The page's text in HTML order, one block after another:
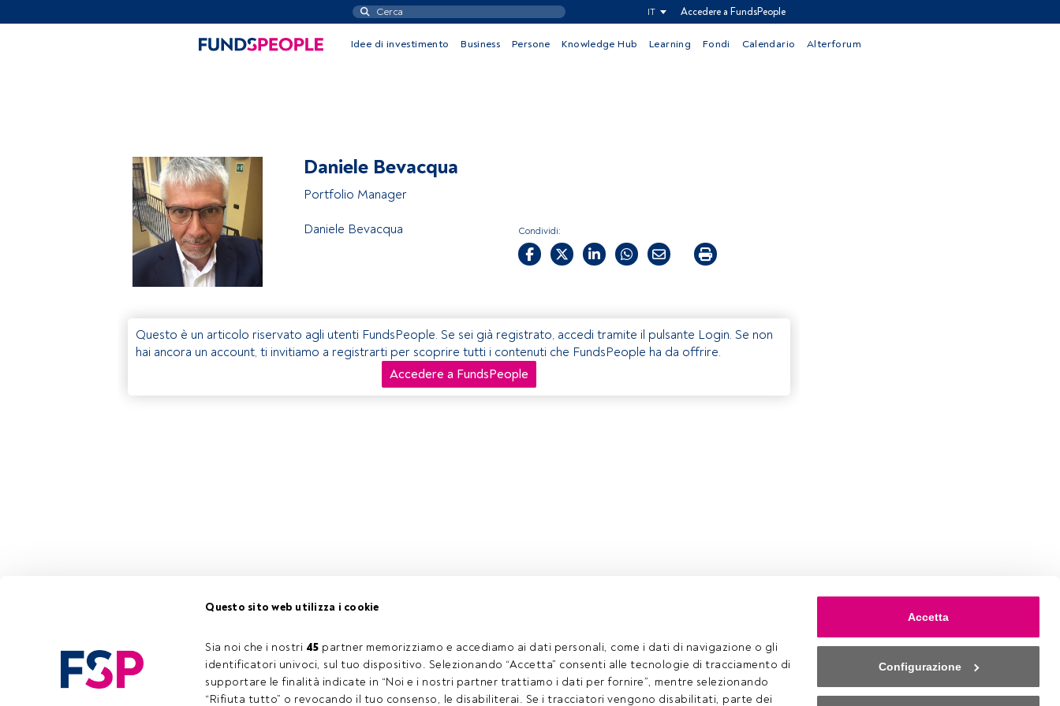
Questo sito web utilizza i cookie
Sia noi che i nostri 45 partner memorizziamo e accediamo ai dati personali, come i dati di navigazione o gli
identificatori univoci, sul tuo dispositivo. Selezionando “Accetta” consenti alle tecnologie di tracciamento di
supportare le finalità indicate in “Noi e i nostri partner trattiamo i dati per fornire”, mentre selezionando
“Rifiuta tutto” o revocando il tuo consenso, le disabiliterai. Se i tracciatori vengono disabilitati, parte dei
Accetta
Configurazione
IT Accedere a FundsPeople
Idee di investimento Business Persone Knowledge Hub Learning Fondi Calendario Alterforum
Daniele Bevacqua
Portfolio Manager
Daniele Bevacqua Condividi:
Questo è un articolo riservato agli utenti FundsPeople. Se sei già registrato, accedi tramite il pulsante Login. Se non
hai ancora un account, ti invitiamo a registrarti per scoprire tutti i contenuti che FundsPeople ha da offrire.
Accedere a FundsPeople